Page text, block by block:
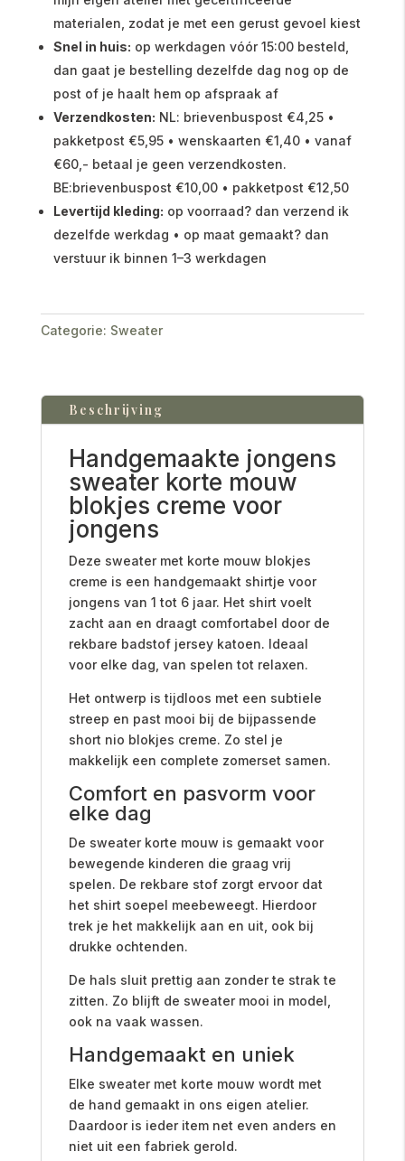
materialen, zodat je met een gerust gevoel kiest
Snel in huis: op werkdagen vóór 15:00 besteld,
dan gaat je bestelling dezelfde dag nog op de
post of je haalt hem op afspraak af
Verzendkosten: NL: brievenbuspost €4,25 •
pakketpost €5,95 • wenskaarten €1,40 • vanaf
€60,- betaal je geen verzendkosten.
BE:brievenbuspost €10,00 • pakketpost €12,50
Levertijd kleding: op voorraad? dan verzend ik
dezelfde werkdag • op maat gemaakt? dan
verstuur ik binnen 1–3 werkdagen
Categorie: Sweater
Beschrijving
Handgemaakte jongens
sweater korte mouw
blokjes creme voor
jongens
Deze sweater met korte mouw blokjes
creme is een handgemaakt shirtje voor
jongens van 1 tot 6 jaar. Het shirt voelt
zacht aan en draagt comfortabel door de
rekbare badstof jersey katoen. Ideaal
voor elke dag, van spelen tot relaxen.
Het ontwerp is tijdloos met een subtiele
streep en past mooi bij de bijpassende
short nio blokjes creme. Zo stel je
makkelijk een complete zomerset samen.
Comfort en pasvorm voor
elke dag
De sweater korte mouw is gemaakt voor
bewegende kinderen die graag vrij
spelen. De rekbare stof zorgt ervoor dat
het shirt soepel meebeweegt. Hierdoor
trek je het makkelijk aan en uit, ook bij
drukke ochtenden.
De hals sluit prettig aan zonder te strak te
zitten. Zo blijft de sweater mooi in model,
ook na vaak wassen.
Handgemaakt en uniek
Elke sweater met korte mouw wordt met
de hand gemaakt in ons eigen atelier.
Daardoor is ieder item net even anders en
niet uit een fabriek gerold.